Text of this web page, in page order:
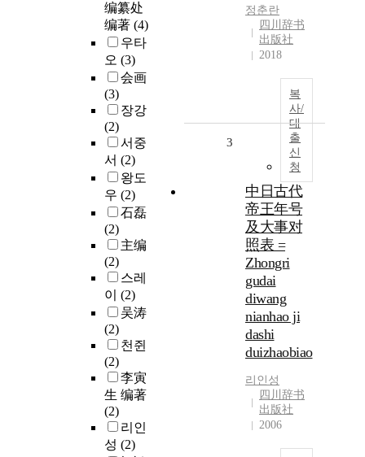
编纂处
编著 (4)
우타
오 (3)
会画
(3)
장강
(2)
서중
서 (2)
왕도
우 (2)
石磊
(2)
主编
(2)
스레
이 (2)
吴涛
(2)
천쥔
(2)
李寅
生 编著
(2)
리인
성 (2)
정춘란
四川辞书
出版社
2018
복
사/
대
출
신
청
3
中日古代
帝王年号
及大事对
照表 =
Zhongri
gudai
diwang
nianhao ji
dashi
duizhaobiao
리인성
四川辞书
出版社
2006